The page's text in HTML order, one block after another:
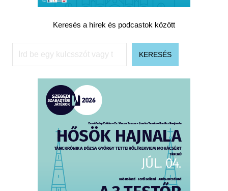
Keresés a hírek és podcastok között
Keresés
KERESÉS